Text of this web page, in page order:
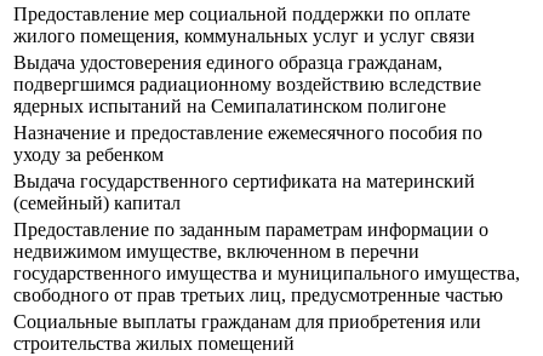
Предоставление мер социальной поддержки по оплате
жилого помещения, коммунальных услуг и услуг связи
Выдача удостоверения единого образца гражданам,
подвергшимся радиационному воздействию вследствие
ядерных испытаний на Семипалатинском полигоне
Назначение и предоставление ежемесячного пособия по
уходу за ребенком
Выдача государственного сертификата на материнский
(семейный) капитал
Предоставление по заданным параметрам информации о
недвижимом имуществе, включенном в перечни
государственного имущества и муниципального имущества,
свободного от прав третьих лиц, предусмотренные частью
Социальные выплаты гражданам для приобретения или
строительства жилых помещений